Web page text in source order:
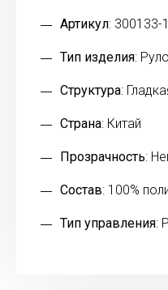
Артикул: 300133-
Тип изделия:
Структура:
Страна: Китай
Прозрачность:
Состав: 100%
Тип управления: